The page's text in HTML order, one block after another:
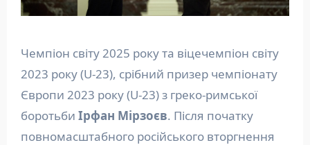
Чемпіон світу 2025 року та віцечемпіон світу
2023 року (U-23), срібний призер чемпіонату
Європи 2023 року (U-23) з греко-римської
боротьби Ірфан Мірзоєв. Після початку
повномасштабного російського вторгнення